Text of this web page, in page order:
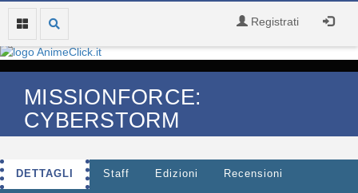
Registrati
MISSIONFORCE:
CYBERSTORM
DETTAGLI Staff Edizioni Recensioni